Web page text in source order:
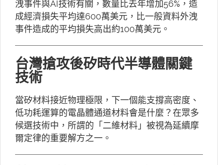
洩事件與AI技術有關，數量比去年增加56%，造
成經濟損失平均達600萬美元，比一般資料外洩
事件造成的平均損失高出約100萬美元。
台灣搶攻後矽時代半導體關鍵
技術
當矽材料接近物理極限，下一個能支撐高密度、
低功耗運算的電晶體通道材料會是什麼？在眾多
候選技術中，所謂的「二維材料」被視為延續摩
爾定律的重要解方之一。